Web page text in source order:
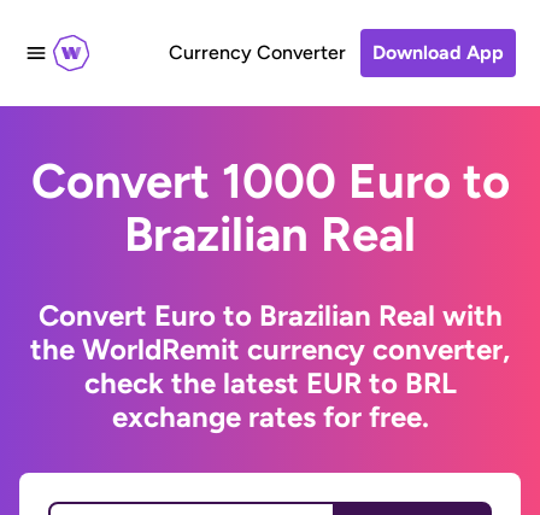
Currency Converter Download App
Convert 1000 Euro to
Brazilian Real
Convert Euro to Brazilian Real with
the WorldRemit currency converter,
check the latest EUR to BRL
exchange rates for free.